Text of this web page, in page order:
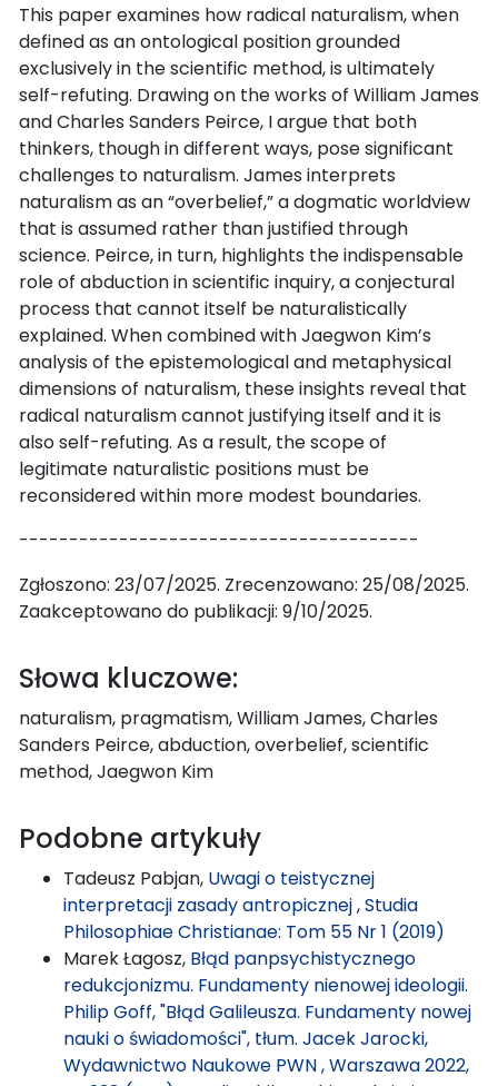
This paper examines how radical naturalism, when
defined as an ontological position grounded
exclusively in the scientific method, is ultimately
self-refuting. Drawing on the works of William James
and Charles Sanders Peirce, I argue that both
thinkers, though in different ways, pose significant
challenges to naturalism. James interprets
naturalism as an “overbelief,” a dogmatic worldview
that is assumed rather than justified through
science. Peirce, in turn, highlights the indispensable
role of abduction in scientific inquiry, a conjectural
process that cannot itself be naturalistically
explained. When combined with Jaegwon Kim’s
analysis of the epistemological and metaphysical
dimensions of naturalism, these insights reveal that
radical naturalism cannot justifying itself and it is
also self-refuting. As a result, the scope of
legitimate naturalistic positions must be
reconsidered within more modest boundaries.
----------------------------------------
Zgłoszono: 23/07/2025. Zrecenzowano: 25/08/2025.
Zaakceptowano do publikacji: 9/10/2025.
Słowa kluczowe:
naturalism, pragmatism, William James, Charles
Sanders Peirce, abduction, overbelief, scientific
method, Jaegwon Kim
Podobne artykuły
Tadeusz Pabjan, Uwagi o teistycznej
interpretacji zasady antropicznej,Studia
Philosophiae Christianae: Tom 55 Nr 1 (2019)
Marek Łagosz, Błąd panpsychistycznego
redukcjonizmu. Fundamenty nienowej ideologii.
Philip Goff, "Błąd Galileusza. Fundamenty nowej
nauki o świadomości", tłum. Jacek Jarocki,
Wydawnictwo Naukowe PWN , Warszawa 2022,